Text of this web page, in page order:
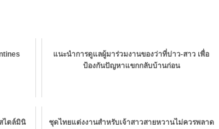
แนะนำการดูแลผู้มาร่วมงานของว่าที่บ่าว-สาว เพื่อ
ป้องกันปัญหาแขกกลับบ้านก่อน
ไตล์มินิ
ชุดไทยแต่งงานสำหรับเจ้าสาวสายหวานไม่ควรพลาด